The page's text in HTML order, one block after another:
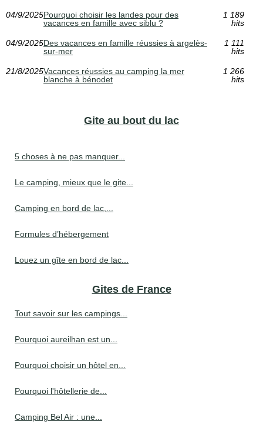
04/9/2025Pourquoi choisir les landes pour des
vacances en famille avec siblu ?
1 189
hits
04/9/2025Des vacances en famille réussies à argelès-
sur-mer
1 111
hits
21/8/2025Vacances réussies au camping la mer
blanche à bénodet
1 266
hits
Gite au bout du lac
5 choses à ne pas manquer...
Le camping, mieux que le gite...
Camping en bord de lac,...
Formules d’hébergement
Louez un gîte en bord de lac...
Gites de France
Tout savoir sur les campings...
Pourquoi aureilhan est un...
Pourquoi choisir un hôtel en...
Pourquoi l'hôtellerie de...
Camping Bel Air : une...